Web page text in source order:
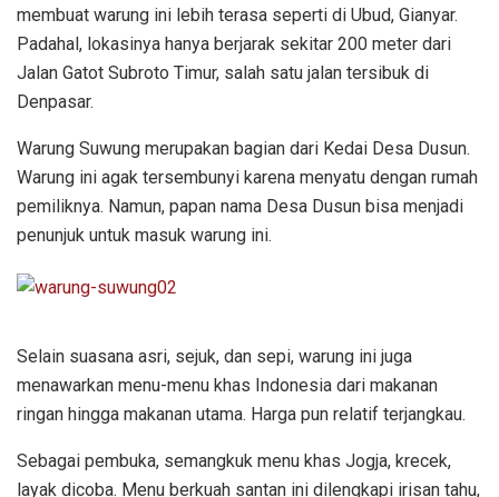
membuat warung ini lebih terasa seperti di Ubud, Gianyar.
Padahal, lokasinya hanya berjarak sekitar 200 meter dari
Jalan Gatot Subroto Timur, salah satu jalan tersibuk di
Denpasar.
Warung Suwung merupakan bagian dari Kedai Desa Dusun.
Warung ini agak tersembunyi karena menyatu dengan rumah
pemiliknya. Namun, papan nama Desa Dusun bisa menjadi
penunjuk untuk masuk warung ini.
Selain suasana asri, sejuk, dan sepi, warung ini juga
menawarkan menu-menu khas Indonesia dari makanan
ringan hingga makanan utama. Harga pun relatif terjangkau.
Sebagai pembuka, semangkuk menu khas Jogja, krecek,
layak dicoba. Menu berkuah santan ini dilengkapi irisan tahu,